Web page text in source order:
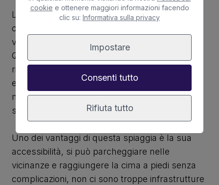
Le onde di San Juan sono consistenti, veloci e
con sezioni tubolari, su un fondale di roccia
vulcanica, anche se non è radicale come El
Quemao, è comunque un posto dove è
richiesto rispetto e una buona lettura del mare
e ci sono giorni in cui le onde superano i due
metri, e se vi capita uno di questi, avrete una
sessione che non dimenticherete.
Uno dei vantaggi di questa spiaggia è la sua
accessibilità, si può parcheggiare nelle
vicinanze e raggiungere la cima a piedi senza
complicazioni, non ci sono troppe infrastrutture
cookie e ottenere maggiori informazioni facendo
clic su: Informativa sulla privacy
Impostare
Consenti tutto
Rifiuta tutto